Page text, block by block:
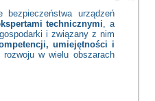
bezpieczeństwa urządzeń
technicznymi, a
i związany z nim
umiejętności i
w wielu obszarach